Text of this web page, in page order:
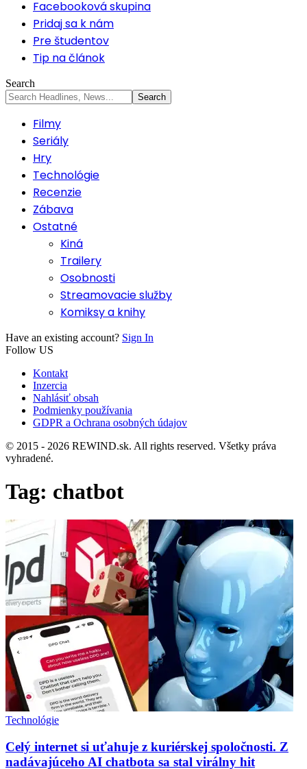
Facebooková skupina
Pridaj sa k nám
Pre študentov
Tip na článok
Search
Filmy
Seriály
Hry
Technológie
Recenzie
Zábava
Ostatné
Kiná
Trailery
Osobnosti
Streamovacie služby
Komiksy a knihy
Have an existing account? Sign In
Follow US
Kontakt
Inzercia
Nahlásiť obsah
Podmienky používania
GDPR a Ochrana osobných údajov
© 2015 - 2026 REWIND.sk. All rights reserved. Všetky práva
vyhradené.
Tag: chatbot
Technológie
Celý internet si uťahuje z kuriérskej spoločnosti. Z
nadávajúceho AI chatbota sa stal virálny hit